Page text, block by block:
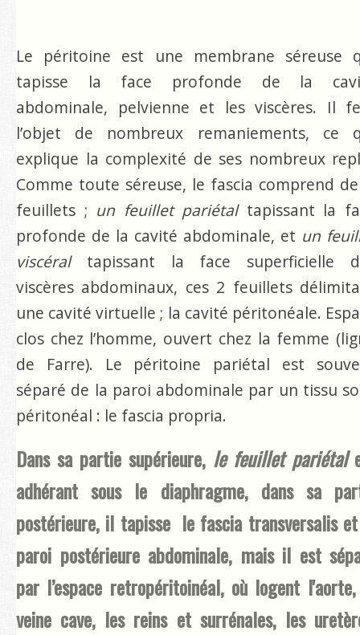
Le péritoine est une membrane séreuse
tapisse la face profonde de la
abdominale, pelvienne et les viscères. Il
l’objet de nombreux remaniements, ce
explique la complexité de ses nombreux
Comme toute séreuse, le fascia comprend
feuillets ; un feuillet pariétaltapissant la
profonde de la cavité abdominale, et un
viscéraltapissant la face superficielle
viscères abdominaux, ces 2 feuillets
une cavité virtuelle ; la cavité péritonéale.
clos chez l’homme, ouvert chez la femme
de Farre). Le péritoine pariétal est
séparé de la paroi abdominale par un tissu
péritonéal : le fascia propria.
Dans sa partie supérieure, le feuillet pariétal
adhérant sous le diaphragme, dans sa
postérieure, il tapisse le fascia transversalis
paroi postérieure abdominale, mais il est
par l’espace retropéritoinéal, où logent
veine cave, les reins et surrénales, les